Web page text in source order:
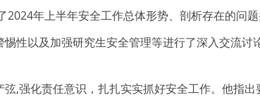
年上半年安全工作总体形势、剖析存在的问题
性以及加强研究生安全管理等进行了深入交流
,强化责任意识，扎扎实实抓好安全工作。他指